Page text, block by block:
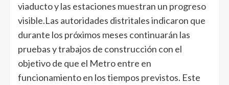
viaducto y las estaciones muestran un progreso
visible.Las autoridades distritales indicaron que
durante los próximos meses continuarán las
pruebas y trabajos de construcción con el
objetivo de que el Metro entre en
funcionamiento en los tiempos previstos. Este